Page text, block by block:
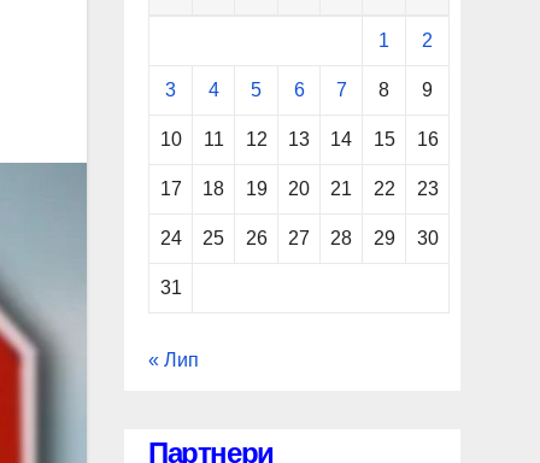
1 2
3 4 5 6 7 8 9
10 11 12 13 14 15 16
17 18 19 20 21 22 23
24 25 26 27 28 29 30
31
« Лип
Партнери